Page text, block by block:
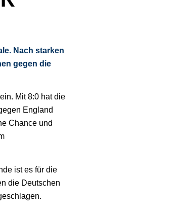
Nach starken
gegen die
Mit 8:0 hat die
England
Chance und
ist es für die
die Deutschen